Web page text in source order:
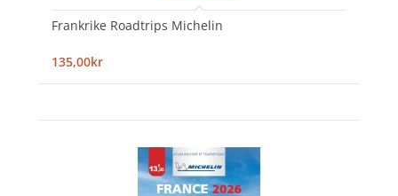
Frankrike Roadtrips Michelin
135,00kr